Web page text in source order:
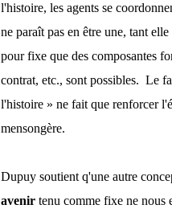
l'histoire, les agents se
ne paraît pas en être une, tant
pour fixe que des composantes
contrat, etc., sont possibles. Le
l'histoire » ne fait que renforcer
mensongère.
Dupuy soutient q'une autre
avenir tenu comme fixe ne nous